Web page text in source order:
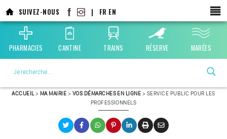
SUIVEZ-NOUS | FR EN
PHARMACIES CANTINE TRAINS RÉSERVE MARÉES
ACCUEIL> MA MAIRIE > VOS DÉMARCHES EN LIGNE > SERVICE PUBLIC POUR LES
PROFESSIONNELS